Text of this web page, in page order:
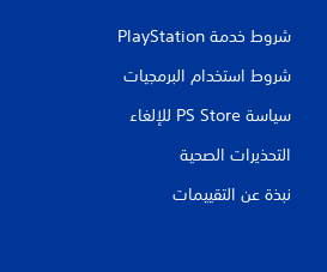
شروط خدمة PlayStation‏
شروط استخدام البرمجيات
سياسة PS Store للإلغاء
التحذيرات الصحية
نبذة عن التقييمات